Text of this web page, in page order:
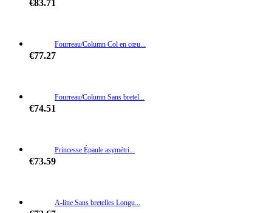
€83.71
Fourreau/Column Col en cœu...
€77.27
Fourreau/Column Sans bretel...
€74.51
Princesse Épaule asymétri...
€73.59
A-line Sans bretelles Longu...